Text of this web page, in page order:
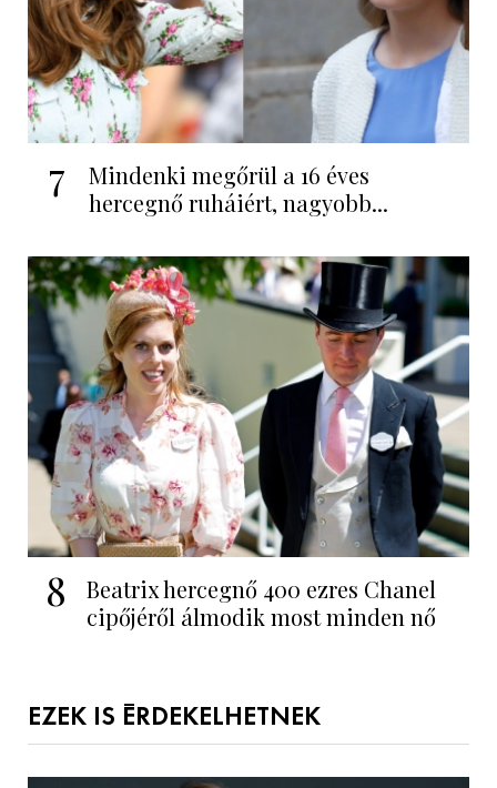
7
Mindenki megőrül a 16 éves
hercegnő ruháiért, nagyobb...
8
Beatrix hercegnő 400 ezres Chanel
cipőjéről álmodik most minden nő
EZEK IS ÉRDEKELHETNEK